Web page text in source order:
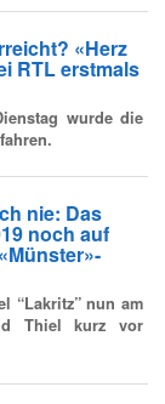
«Herz
RTL erstmals
wurde die
nie: Das
noch auf
“Lakritz” nun am
Thiel kurz vor